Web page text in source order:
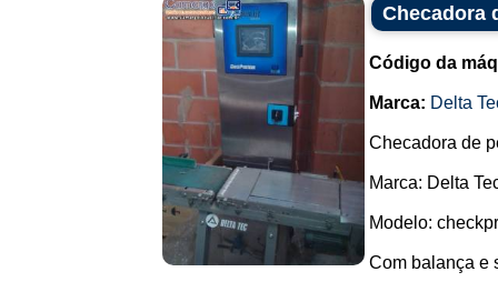
Checadora
Código da
Marca: Delta
Checadora de
Marca: Delta
Modelo:
Com balança e